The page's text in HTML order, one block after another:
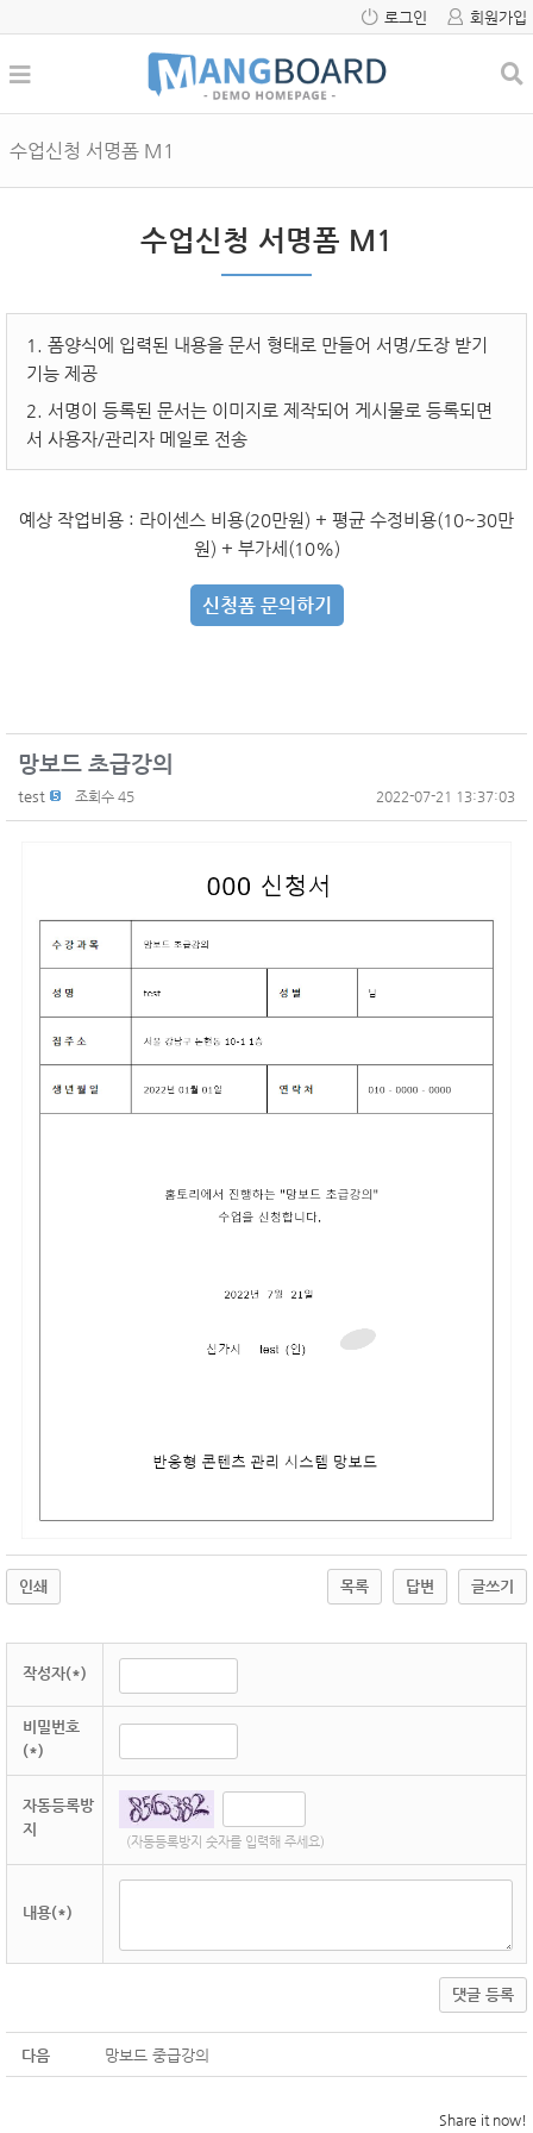
로그인 회원가입
수업신청 서명폼 M1
수업신청 서명폼 M1
1. 폼양식에 입력된 내용을 문서 형태로 만들어 서명/도장 받기
기능 제공
2. 서명이 등록된 문서는 이미지로 제작되어 게시물로 등록되면
서 사용자/관리자 메일로 전송
예상 작업비용 : 라이센스 비용(20만원) + 평균 수정비용(10~30만
원) + 부가세(10%)
신청폼 문의하기
망보드 초급강의
test 조회수 45 2022-07-21 13:37:03
인쇄 목록 답변 글쓰기
작성자(*)
비밀번호
(*)
자동등록방
지
(자동등록방지 숫자를 입력해 주세요)
내용(*)
댓글 등록
다음 망보드 중급강의
Share it now!